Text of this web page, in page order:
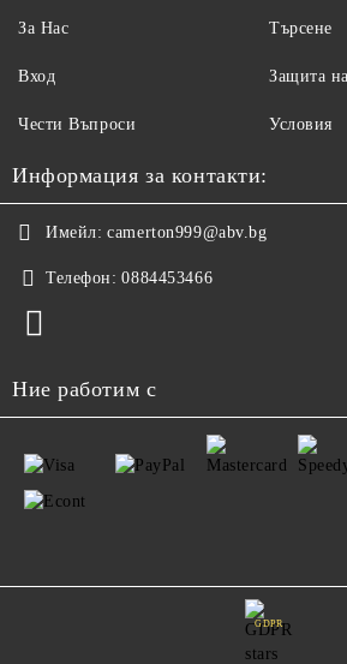
За Нас
Вход
Чести Въпроси
Търсене
Защита
Условия
Информация за контакти:
Имейл: camerton999@abv.bg
Телефон: 0884453466
Ние работим с
GDPR